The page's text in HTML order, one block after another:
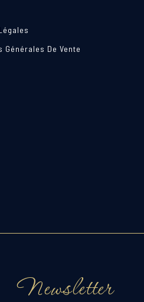
Générales De Vente
Newsletter